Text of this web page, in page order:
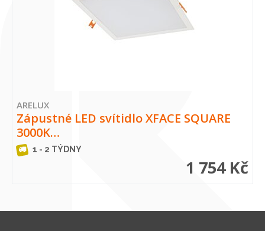
ARELUX
Zápustné LED svítidlo XFACE SQUARE
3000K…
1 - 2 TÝDNY
1 754 Kč